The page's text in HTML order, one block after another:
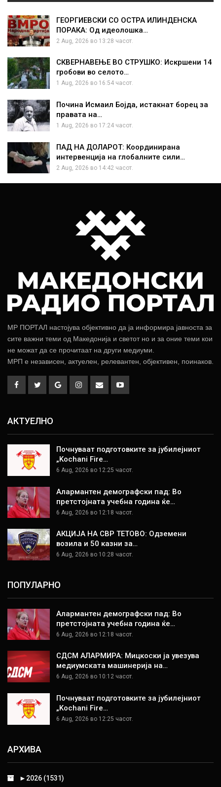
ГЕОРГИЕВСКИ СО ОСТРА ИЛИНДЕНСКА
ПОРАКА: Од идеолошка…
2 Aug, 2026 во 13:28 часот.
СКВЕРНАВЕЊЕ ВО СТРУШКО: Искршени 14
гробови во селото…
1 Aug, 2026 во 16:54 часот.
Почина Исмаил Бојда, истакнат борец за
правата на…
1 Aug, 2026 во 17:24 часот.
ПАД НА ДОЛАРОТ: Координирана
интервенција на глобалните сили…
2 Aug, 2026 во 14:42 часот.
МР ПОРТАЛ настојува објективно да ја информира јавноста за
сите важни теми од Македонија и светот но и за оние теми кои
не можат да се прочитаат на други медиуми.
МРП е независен, актуелен, релевантен, објективен, поинаков.
АКТУЕЛНО
Почнуваат подготовките за јубилејниот
„Kochani Fire…
6 Aug, 2026 во 12:25 часот.
Алармантен демографски пад: Во
претстојната учебна година ќе…
6 Aug, 2026 во 12:18 часот.
АКЦИЈА НА СВР ТЕТОВО: Одземени
возила и 50 казни за…
6 Aug, 2026 во 10:28 часот.
ПОПУЛАРНО
Алармантен демографски пад: Во
претстојната учебна година ќе…
6 Aug, 2026 во 12:18 часот.
СДСМ АЛАРМИРА: Мицкоски ја увезува
медиумската машинерија на…
6 Aug, 2026 во 10:12 часот.
Почнуваат подготовките за јубилејниот
„Kochani Fire…
6 Aug, 2026 во 12:25 часот.
АРХИВА
► 2026 (1531)